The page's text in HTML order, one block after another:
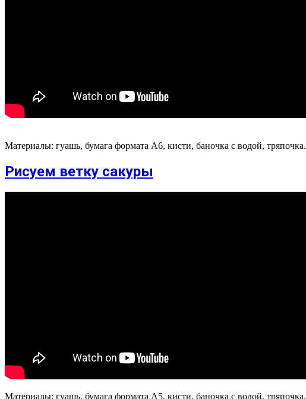
Материалы: гуашь, бумага формата А6, кисти, баночка с водой, тряпочка.
Рисуем ветку сакуры
Материалы: гуашь, бумага формата А5, кисти, баночка с водой, тряпочка.